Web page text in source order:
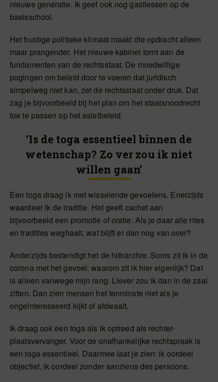
nieuwe generatie. Ik geef ook nog gastlessen op de
basisschool.
Het huidige politieke klimaat maakt die opdracht alleen
maar prangender. Het nieuwe kabinet tornt aan de
fundamenten van de rechtsstaat. De moedwillige
pogingen om beleid door te voeren dat juridisch
simpelweg niet kan, zet de rechtsstaat onder druk. Dat
zag je bijvoorbeeld bij het plan om het staatsnoodrecht
toe te passen op het asielbeleid.
‘Is de toga essentieel binnen de
wetenschap? Zo ver zou ik niet
willen gaan’
Een toga draag ik met wisselende gevoelens. Enerzijds
waardeer ik de traditie. Het geeft cachet aan
bijvoorbeeld een promotie of oratie. Als je daar alle rites
en tradities weghaalt, wat blijft er dan nog van over?
Anderzijds bestendigt het de hiërarchie. Soms zit ik in de
corona met het gevoel: waarom zit ik hier eigenlijk? Dat
is alleen vanwege mijn rang. Liever zou ik dan in de zaal
zitten. Dan zien mensen het tenminste niet als je
ongeïnteresseerd kijkt of afdwaalt.
Ik draag ook een toga als ik optreed als rechter-
plaatsvervanger. Voor de onafhankelijke rechtspraak is
een toga essentieel. Daarmee laat je zien: ik oordeel
objectief, ik oordeel zonder aanziens des persoons.